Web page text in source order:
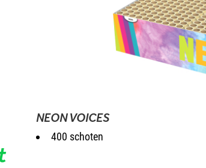
NEON VOICES
400 schoten